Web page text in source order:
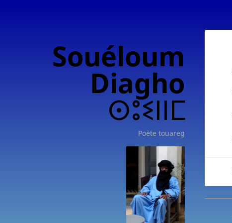
Souéloum
Diagho
ⵙⵓⵉⵏⵏⵎ
Poète touareg